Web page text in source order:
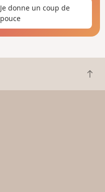
Je donne un coup de
pouce
R
e